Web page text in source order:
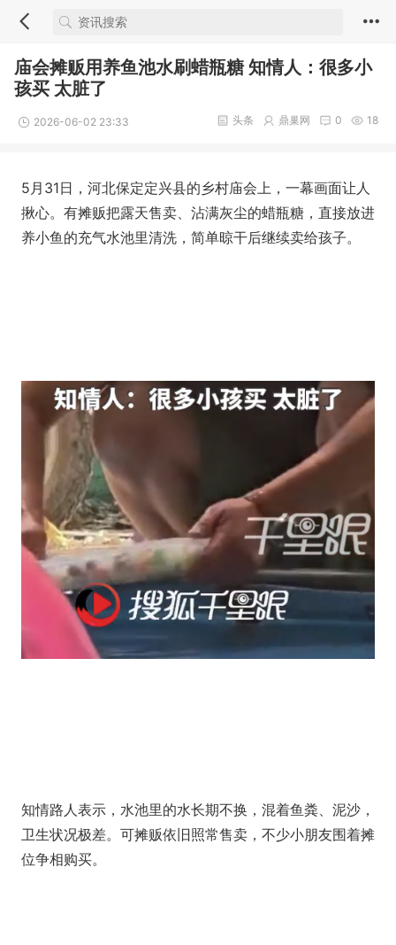
庙会摊贩用养鱼池水刷蜡瓶糖 知情人：很多小
孩买 太脏了
2026-06-02 23:33 18
0
鼎巢网
头条
5月31日，河北保定定兴县的乡村庙会上，一幕画面让人
揪心。有摊贩把露天售卖、沾满灰尘的蜡瓶糖，直接放进
养小鱼的充气水池里清洗，简单晾干后继续卖给孩子。
知情路人表示，水池里的水长期不换，混着鱼粪、泥沙，
卫生状况极差。可摊贩依旧照常售卖，不少小朋友围着摊
位争相购买。